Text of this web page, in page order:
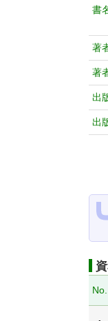
書
著
著
出
出
No.